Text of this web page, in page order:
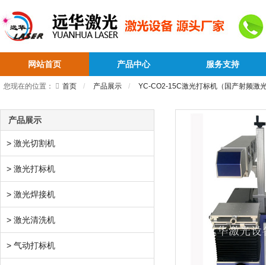
网站首页 产品中心 服务支持
您现在的位置： 首页 产品展示 YC-CO2-15C激光打标机（国产射频激
产品展示
> 激光切割机
> 激光打标机
> 激光焊接机
> 激光清洗机
> 气动打标机